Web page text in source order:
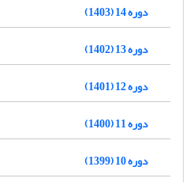
دوره 14 (1403)
دوره 13 (1402)
دوره 12 (1401)
دوره 11 (1400)
دوره 10 (1399)